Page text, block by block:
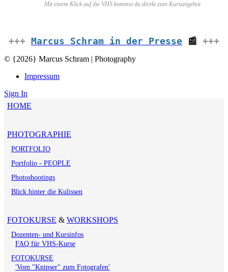
Mit einem Klick auf die VHS kommst du direkt zum Kursangebot
+++ Marcus Schram in der Presse 📰 +++
© {2026} Marcus Schram | Photography
Impressum
Sign In
HOME
PHOTOGRAPHIE
PORTFOLIO
Portfolio - PEOPLE
Photoshootings
Blick hinter die Kulissen
FOTOKURSE & WORKSHOPS
Dozenten- und Kursinfos
FAQ für VHS-Kurse
FOTOKURSE
'Vom "Knipser" zum Fotografen'